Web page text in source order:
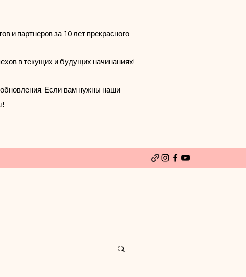
и партнеров за 10 лет прекрасного
в текущих и будущих начинаниях!
Если вам нужны наши